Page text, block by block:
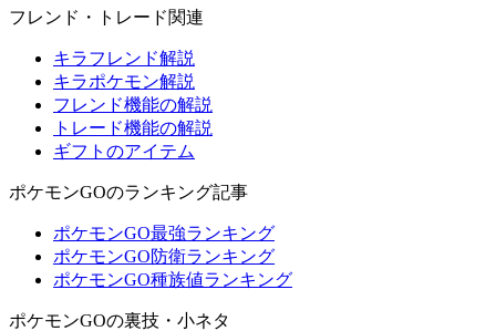
フレンド・トレード関連
キラフレンド解説
キラポケモン解説
フレンド機能の解説
トレード機能の解説
ギフトのアイテム
ポケモンGOのランキング記事
ポケモンGO最強ランキング
ポケモンGO防衛ランキング
ポケモンGO種族値ランキング
ポケモンGOの裏技・小ネタ